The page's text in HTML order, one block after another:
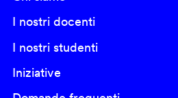
I nostri docenti
I nostri studenti
Iniziative